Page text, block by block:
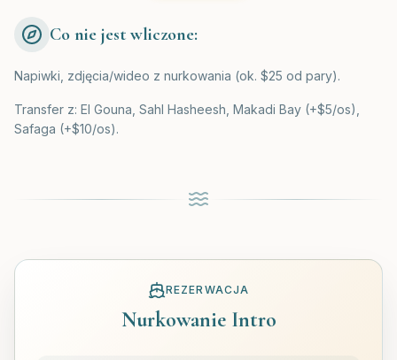
Co nie jest wliczone:
Napiwki, zdjęcia/wideo z nurkowania (ok. $25 od pary).
Transfer z: El Gouna, Sahl Hasheesh, Makadi Bay (+$5/os),
Safaga (+$10/os).
REZERWACJA
Nurkowanie Intro